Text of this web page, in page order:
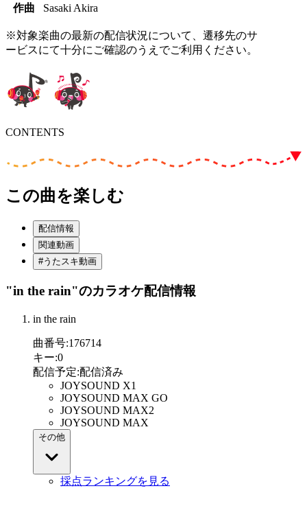
作曲 Sasaki Akira
※対象楽曲の最新の配信状況について、遷移先のサ
ービスにて十分にご確認のうえでご利用ください。
CONTENTS
この曲を楽しむ
配信情報
関連動画
#うたスキ動画
"in the rain"のカラオケ配信情報
in the rain
曲番号:176714
キー:0
配信予定:配信済み
JOYSOUND X1
JOYSOUND MAX GO
JOYSOUND MAX2
JOYSOUND MAX
その他
採点ランキングを見る